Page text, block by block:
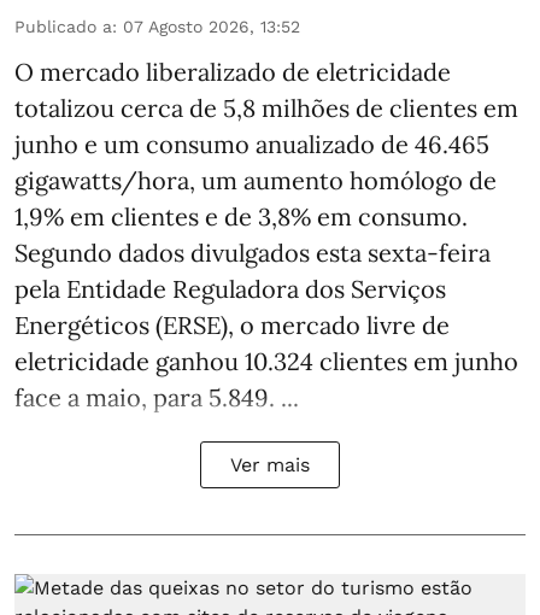
Publicado a: 07 Agosto 2026, 13:52
O mercado liberalizado de eletricidade
totalizou cerca de 5,8 milhões de clientes em
junho e um consumo anualizado de 46.465
gigawatts/hora, um aumento homólogo de
1,9% em clientes e de 3,8% em consumo.
Segundo dados divulgados esta sexta-feira
pela Entidade Reguladora dos Serviços
Energéticos (ERSE), o mercado livre de
eletricidade ganhou 10.324 clientes em junho
face a maio, para 5.849. ...
Ver mais